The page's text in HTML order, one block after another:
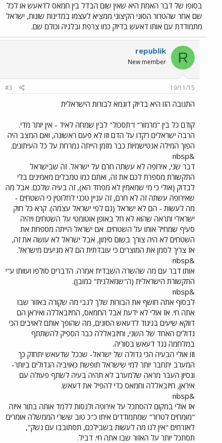
בסופו של דבר האמת היא שאין שום הבדל בין חמאס לדאעש או לכל
שם אחר שהטרור הסוני הקיצוני ממציא לעצמו במדינות שונות, ישראל
מתמודדת עם אותו דאעש בדיוק כמו צרפת ובלגיה וכולם שם.
R
republik
New member
19/11/15
#3
התגובה הזו היא בדיוק דוגמא לבורות הישראלית
קודם כל בין "מרמור" ו"תסכול" לבין שמחה לאיד - אין יותר מדי.
הרבה ישראלים רקדו על הדם וזו לא פעם ראשונה, ואם המצב היה
הפוך המילה אנטישמיות כבר מזמן הייתה נמרחת על כל העיתונים.
&nbsp
דבר שני, אירופה לא עשתה חרם על ישראל. זה שבישראל
התקשורת מספרת לכם את זה, ואתם כמו טמבלים מאמינים בלי
לבדוק (אולי כי מי שמאמין לא מפחד הא), זה בעיה שלכם. אבל מה
שאירופה עשתה זה לא חרם, זה עניין טכני לחלוטין כי השטחים -
מה לעשות - הם לא ישראל (גם לפי ישראל עצמה). קרא כל חוק
ישראלי ותראה שהוא לא חל באופן אוטומטי על השטחים ויהיה
סעיף שמחיל אותו על השטחים. אם ישראל הייתה מספחת את
השטחים לא היה צורך בשום סימון, אבל ישראל לא עושה את זה,
אז צריך לסמן את המוצרים כי עובדתית הם לא מגיעים מישראל.
&nbsp
אותו דבר עם מה שהשרה השבדית אמרה. הדברים סולפו ועוותו ע"י
התקשורת הישראלית (ה"שמאלנית" כמובן).
&nbsp
לבסוף אתה חושף את הבורות שלך לגבי מה שקורה באזור שבו
אתה חי. אז אולי לא ידעת אבל החמאס, החיזבאללה ואיראן הם
דווקא שיעים בניגוד לדעאש הסונים, מה שהופך אותם לאויבים הכי
גדולים האחד של השני, וחיזבאללה כבר הספיק להשתתף
במלחמה נגד דעאש בסוריה.
וזו אולי הבעיה הכי גדולה של ישראל- שככל שדעאש יתחזק כך
המערב יתחבר יותר למי שישראל תופשת כאויביה הגדולים ביותר-
ונסיון העבר מראה שלמערב לא תהיה בעיה לשתף פעולה עם
איראן, חיזבאללה וחמאס כדי להפיל את דעאש.
&nbsp
אז אולי במקום להסתכל על אירופה ולנסות ללמד אותה בתור איזה
"מומחים לטרור" שמתמודדים איתו כ"כ טוב ששרי הממשלה אומרים
לאזרחים "אין לנו מה לעשות בשבילכם, תסתובבו עם נשק",
תסתכל יותר על האזור שבו אתה חי. דביל.